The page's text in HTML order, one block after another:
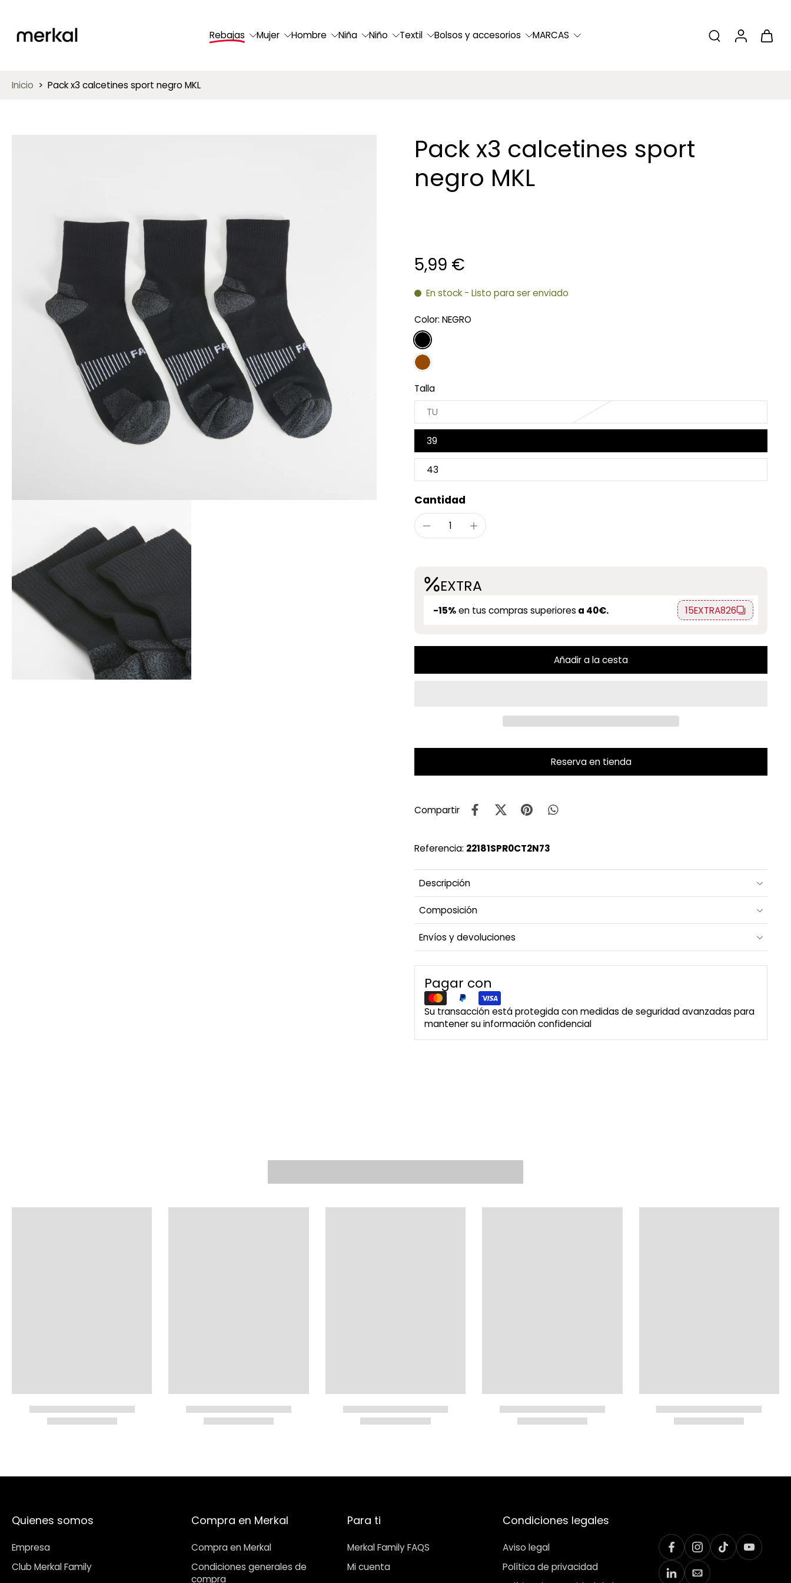
al
contenido
Rebajas Mujer Hombre Niña Niño Textil Bolsos y accesorios MARCAS
Inicio > Pack x3 calcetines sport negro MKL
Pack x3 calcetines sport
negro MKL
5,99 €
En stock - Listo para ser enviado
Color: NEGRO
Talla
TU
39
43
Cantidad
EXTRA
-15%en tus compras superiores a 40€. 15EXTRA826
Añadir a la cesta
Reserva en tienda
Compartir
Referencia: 22181SPR0CT2N73
Descripción
Composición
Envíos y devoluciones
Pagar con
Su transacción está protegida con medidas de seguridad avanzadas para
mantener su información confidencial
Quienes somos
Empresa
Club Merkal Family
Compra en Merkal
Compra en Merkal
Condiciones generales de
compra
Para ti
Merkal Family FAQS
Mi cuenta
Condiciones legales
Aviso legal
Política de privacidad